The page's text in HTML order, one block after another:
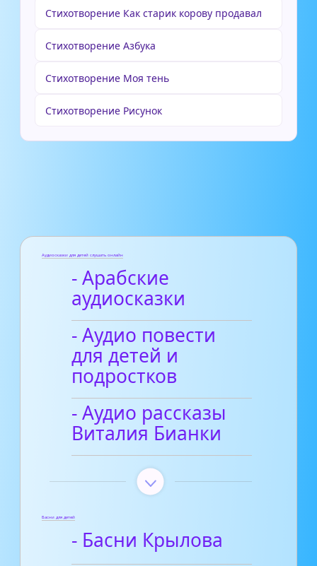
Стихотворение Как старик корову продавал
Стихотворение Азбука
Стихотворение Моя тень
Стихотворение Рисунок
Аудиосказки для детей слушать онлайн
- Арабские
аудиосказки
- Аудио повести
для детей и
подростков
- Аудио рассказы
Виталия Бианки
Басни для детей
- Басни Крылова